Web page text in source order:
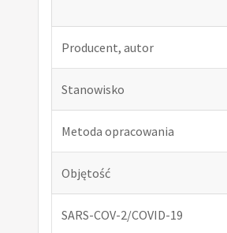
Producent, autor
Stanowisko
Metoda opracowania
Objętość
SARS-COV-2/COVID-19